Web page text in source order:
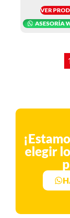
VER
ASESORÍA
elegir